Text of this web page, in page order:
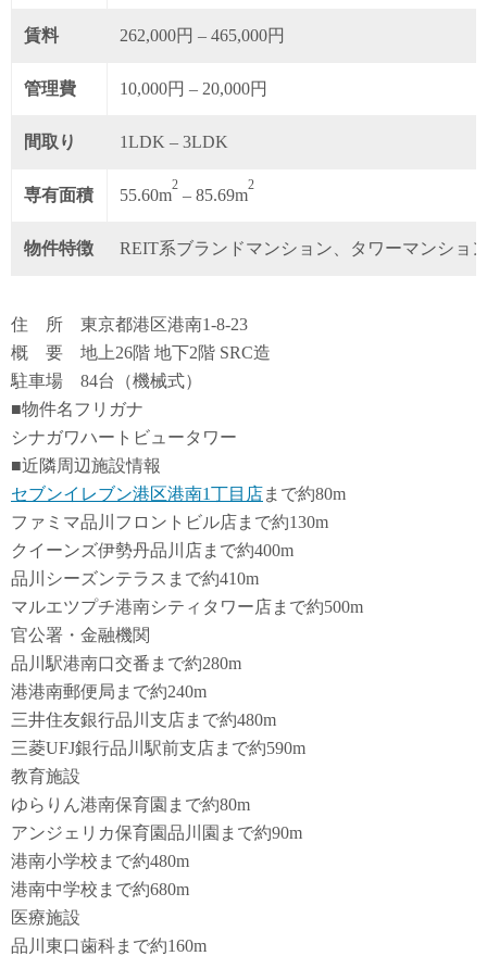
賃料 262,000円 – 465,000円
管理費 10,000円 – 20,000円
間取り 1LDK – 3LDK
専有面積 55.60m
2
– 85.69m
2
物件特徴 REIT系ブランドマンション、タワーマンショ
住 所 東京都港区港南1-8-23
概 要 地上26階 地下2階 SRC造
駐車場 84台（機械式）
■物件名フリガナ
シナガワハートビュータワー
■近隣周辺施設情報
セブンイレブン港区港南1丁目店まで約80m
ファミマ品川フロントビル店まで約130m
クイーンズ伊勢丹品川店まで約400m
品川シーズンテラスまで約410m
マルエツプチ港南シティタワー店まで約500m
官公署・金融機関
品川駅港南口交番まで約280m
港港南郵便局まで約240m
三井住友銀行品川支店まで約480m
三菱UFJ銀行品川駅前支店まで約590m
教育施設
ゆらりん港南保育園まで約80m
アンジェリカ保育園品川園まで約90m
港南小学校まで約480m
港南中学校まで約680m
医療施設
品川東口歯科まで約160m